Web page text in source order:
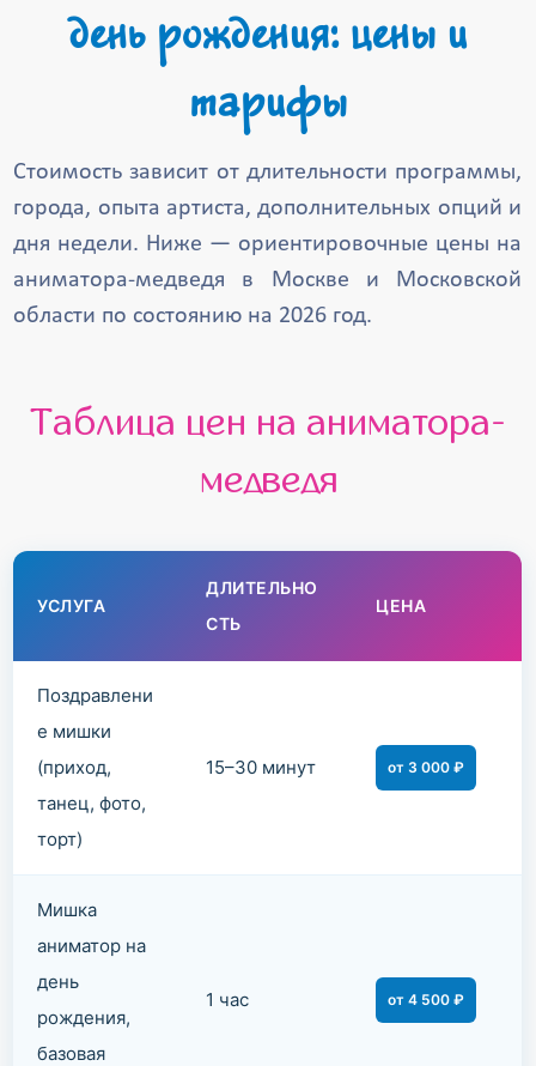
день рождения: цены и
тарифы
Стоимость зависит от длительности программы,
города, опыта артиста, дополнительных опций и
дня недели. Ниже — ориентировочные цены на
аниматора-медведя в Москве и Московской
области по состоянию на 2026 год.
Таблица цен на аниматора-
медведя
УСЛУГА
ДЛИТЕЛЬНО
СТЬ
ЦЕНА
Поздравлени
е мишки
(приход,
танец, фото,
торт)
15–30 минут от 3 000 ₽
Мишка
аниматор на
день
рождения,
базовая
1 час от 4 500 ₽